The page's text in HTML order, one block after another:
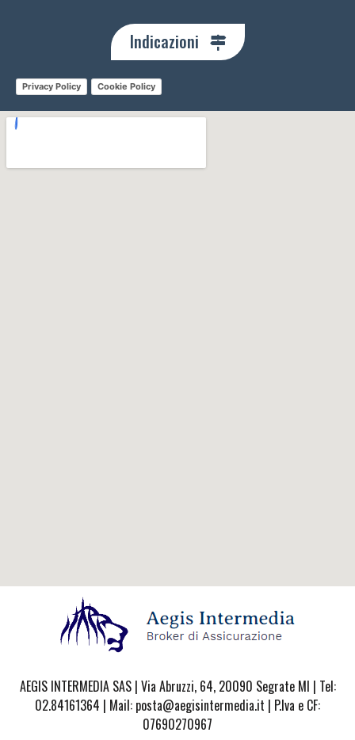
Indicazioni
Privacy Policy Cookie Policy
AEGIS INTERMEDIA SAS | Via Abruzzi, 64, 20090 Segrate MI | Tel:
02.84161364 | Mail: posta@aegisintermedia.it | P.Iva e CF:
07690270967